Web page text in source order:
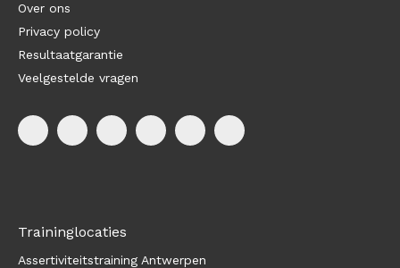
Over ons
Privacy policy
Resultaatgarantie
Veelgestelde vragen
Traininglocaties
Assertiviteitstraining Antwerpen